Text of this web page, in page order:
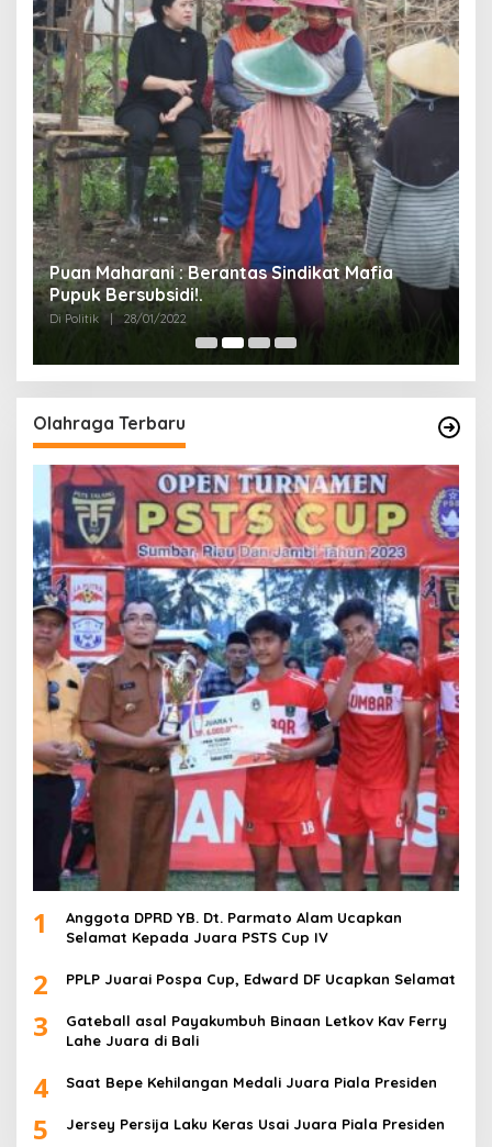
Puan Maharani : Berantas Sindikat Mafia
Pupuk Bersubsidi!.
Di Politik 28/01/2022
Olahraga Terbaru
1
Anggota DPRD YB. Dt. Parmato Alam Ucapkan
Selamat Kepada Juara PSTS Cup IV
2 PPLP Juarai Pospa Cup, Edward DF Ucapkan Selamat
3
Gateball asal Payakumbuh Binaan Letkov Kav Ferry
Lahe Juara di Bali
4 Saat Bepe Kehilangan Medali Juara Piala Presiden
5 Jersey Persija Laku Keras Usai Juara Piala Presiden